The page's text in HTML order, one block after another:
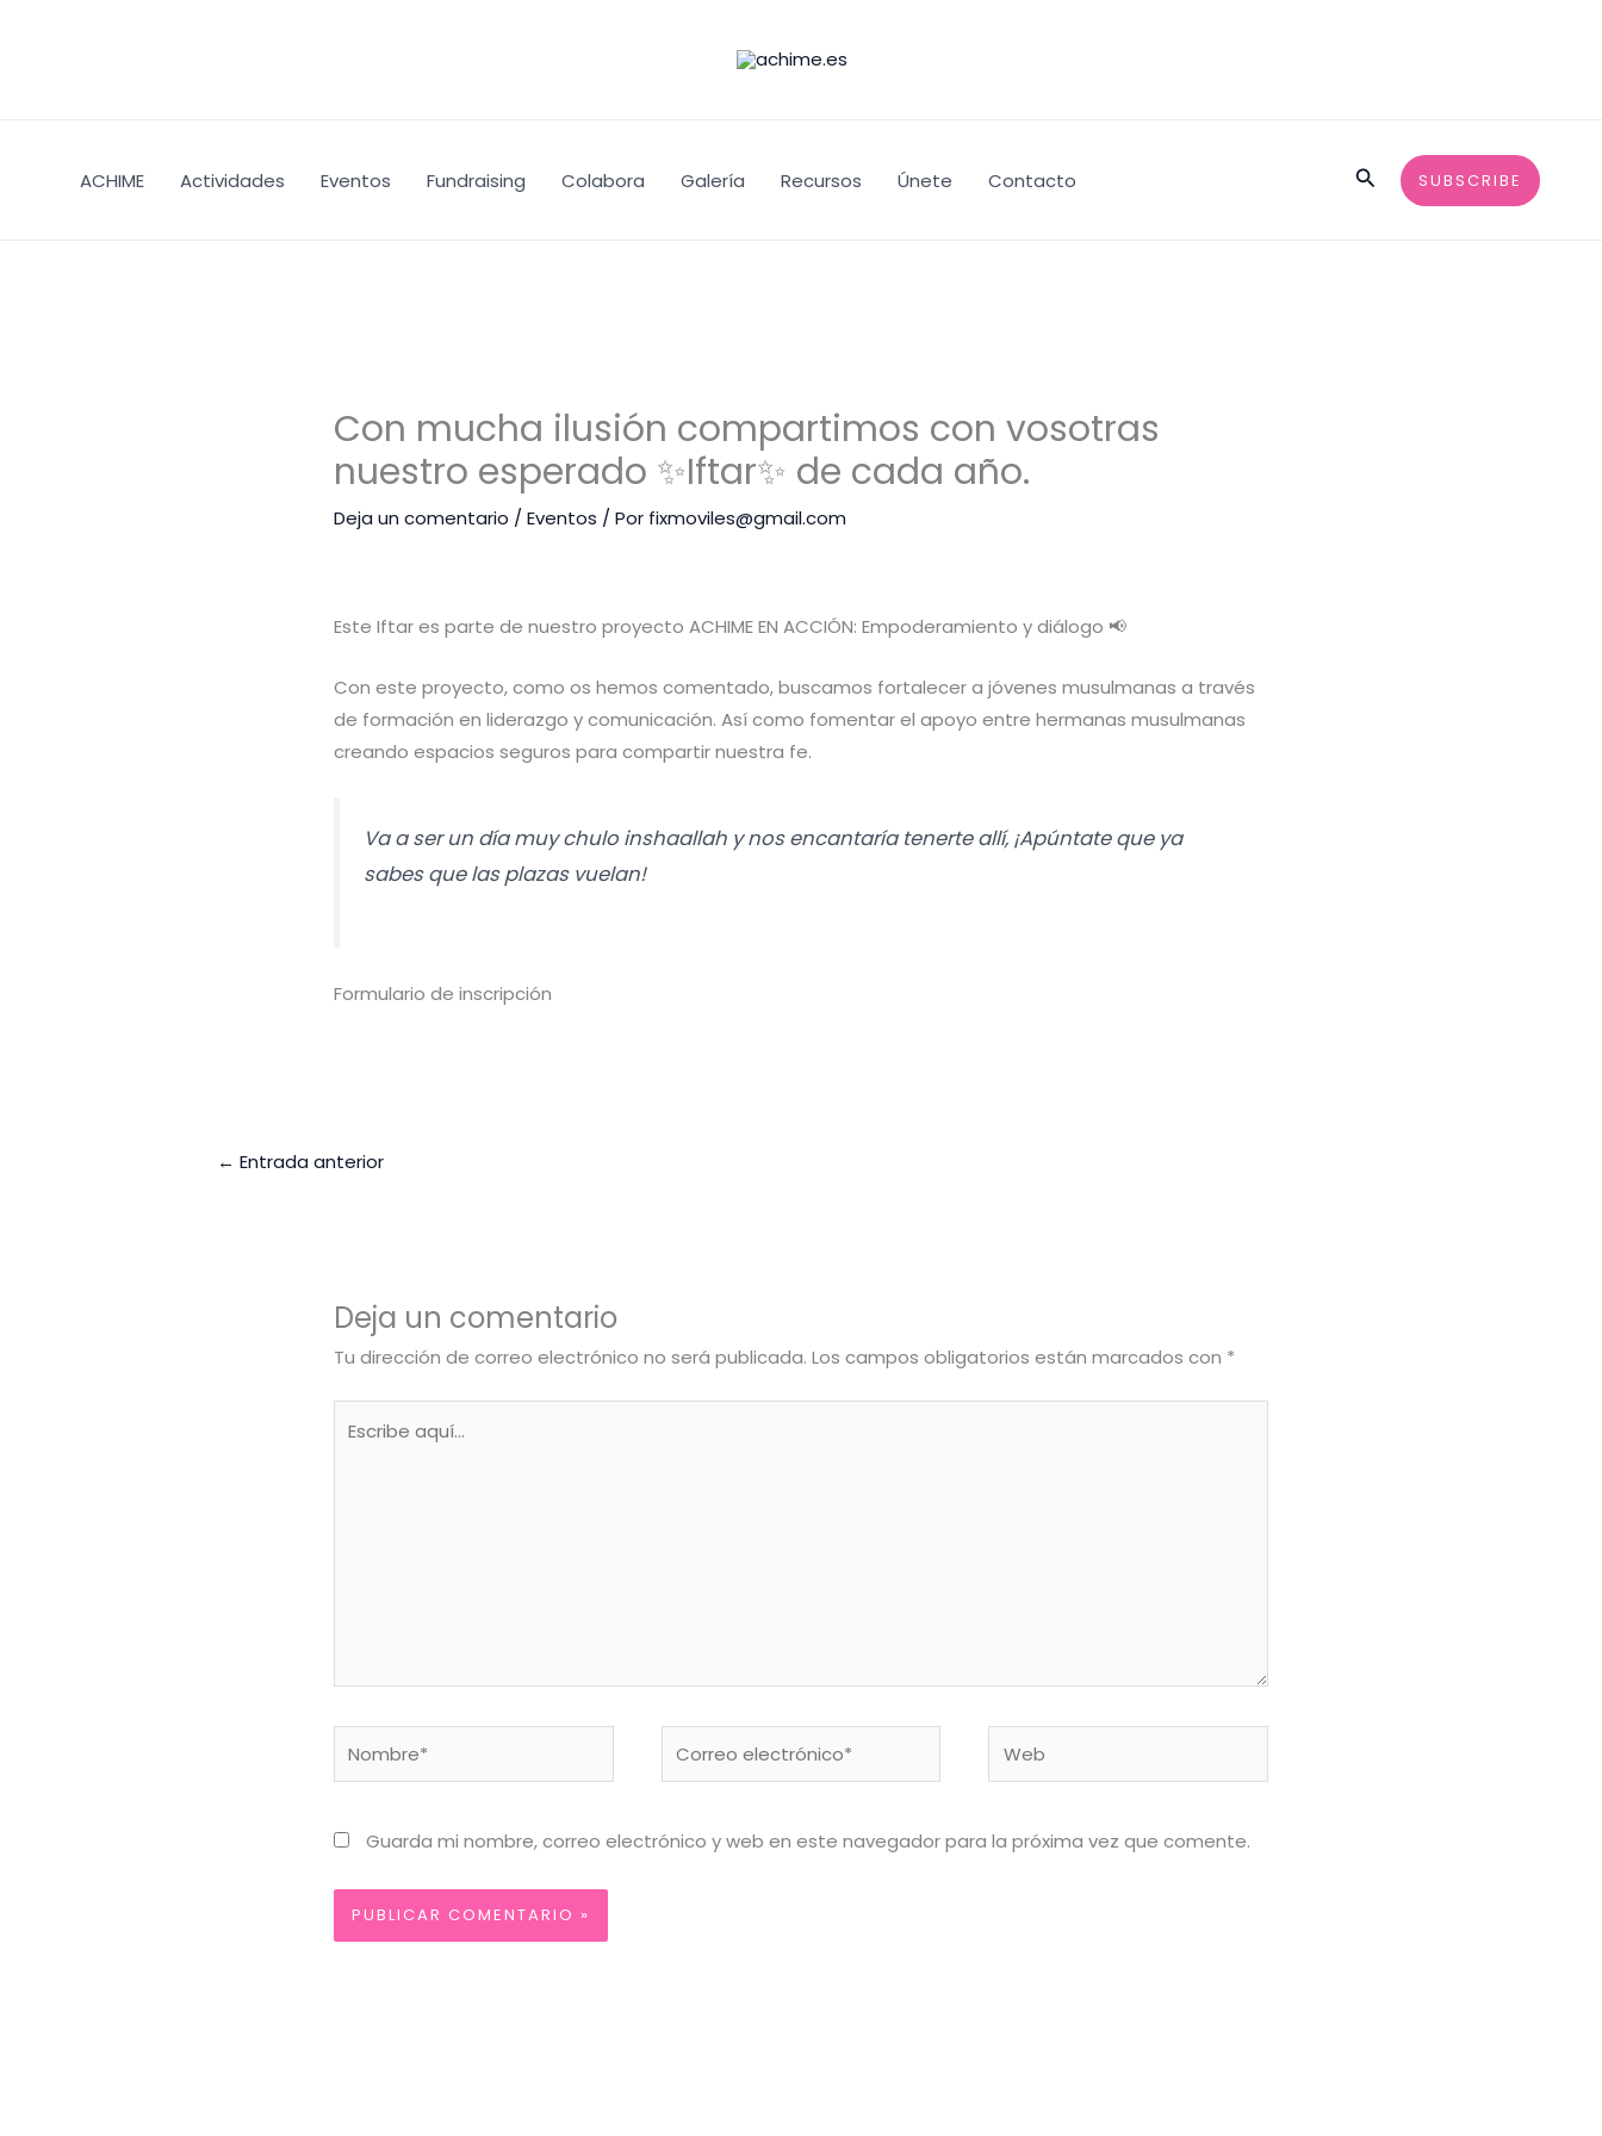
ACHIME Actividades Eventos Fundraising Colabora Galería Recursos Únete Contacto BuscarSUBSCRIBE
Con mucha ilusión compartimos con vosotras
nuestro esperado ✨Iftar✨ de cada año.
Deja un comentario /Eventos / Por fixmoviles@gmail.com
Este Iftar es parte de nuestro proyecto ACHIME EN ACCIÓN: Empoderamiento y diálogo 📢
Con este proyecto, como os hemos comentado, buscamos fortalecer a jóvenes musulmanas a través
de formación en liderazgo y comunicación. Así como fomentar el apoyo entre hermanas musulmanas
creando espacios seguros para compartir nuestra fe.
Va a ser un día muy chulo inshaallah y nos encantaría tenerte allí, ¡Apúntate que ya
sabes que las plazas vuelan!
Formulario de inscripción
← Entrada anterior
Deja un comentario
Tu dirección de correo electrónico no será publicada. Los campos obligatorios están marcados con *
Guarda mi nombre, correo electrónico y web en este navegador para la próxima vez que comente.